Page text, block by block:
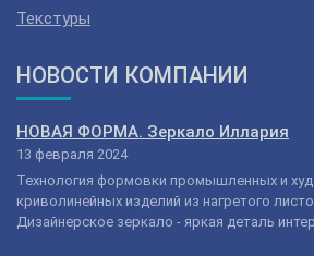
Текстуры
НОВОСТИ КОМПАНИИ
НОВАЯ ФОРМА. Зеркало Иллария
13 февраля 2024
Технология формовки промышленных и
криволинейных изделий из нагретого
Дизайнерское зеркало - яркая деталь